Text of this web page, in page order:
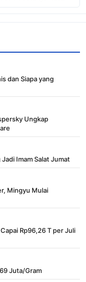
dan Siapa yang
Ungkap
Imam Salat Jumat
Mingyu Mulai
Rp96,26 T per Juli
Juta/Gram